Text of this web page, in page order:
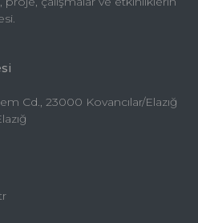
Cd., 23000 Kovancılar/Elazığ